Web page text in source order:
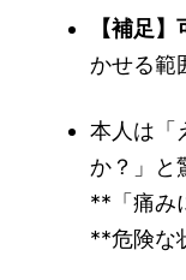
【補足】
かせる範
本人は「
か？」と
**「痛み
**危険な